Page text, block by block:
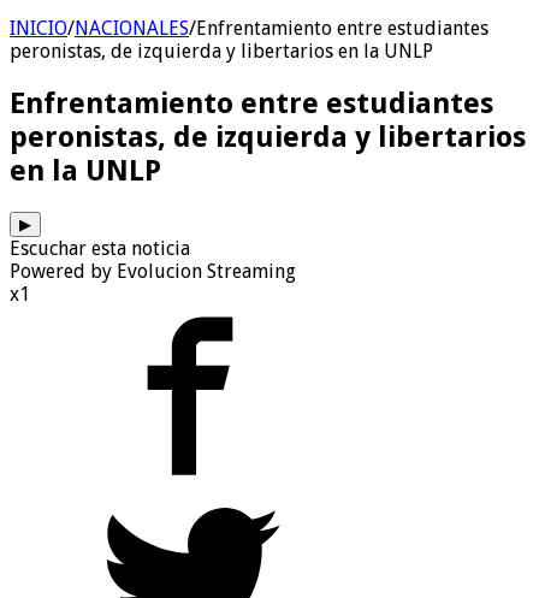
INICIO/NACIONALES/Enfrentamiento entre estudiantes
peronistas, de izquierda y libertarios en la UNLP
Enfrentamiento entre estudiantes
peronistas, de izquierda y libertarios
en la UNLP
▶
Escuchar esta noticia
Powered by Evolucion Streaming
x1